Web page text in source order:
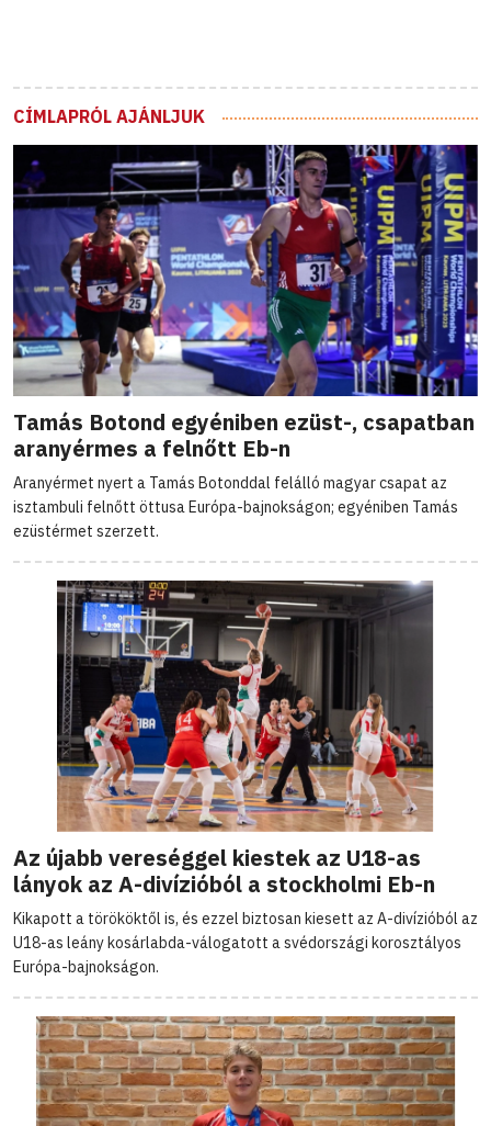
CÍMLAPRÓL AJÁNLJUK
Tamás Botond egyéniben ezüst-, csapatban
aranyérmes a felnőtt Eb-n
Aranyérmet nyert a Tamás Botonddal felálló magyar csapat az
isztambuli felnőtt öttusa Európa-bajnokságon; egyéniben Tamás
ezüstérmet szerzett.
Az újabb vereséggel kiestek az U18-as
lányok az A-divízióból a stockholmi Eb-n
Kikapott a törököktől is, és ezzel biztosan kiesett az A-divízióból az
U18-as leány kosárlabda-válogatott a svédországi korosztályos
Európa-bajnokságon.